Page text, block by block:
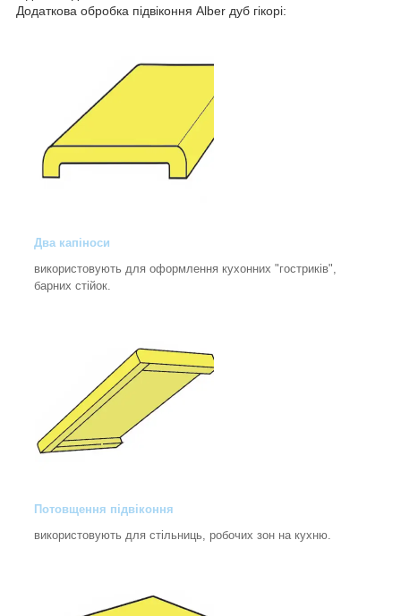
Додаткова обробка підвіконня Alber дуб гікорі:
Два капіноси
використовують для оформлення кухонних "гостриків",
барних стійок.
Потовщення підвіконня
використовують для стільниць, робочих зон на кухню.